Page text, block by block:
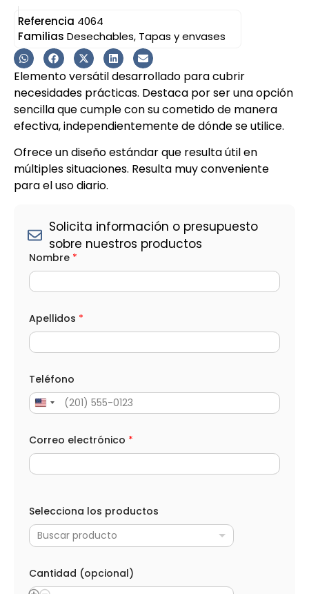
Referencia 4064
Familias Desechables, Tapas y envases
Elemento versátil desarrollado para cubrir
necesidades prácticas. Destaca por ser una opción
sencilla que cumple con su cometido de manera
efectiva, independientemente de dónde se utilice.
Ofrece un diseño estándar que resulta útil en
múltiples situaciones. Resulta muy conveniente
para el uso diario.
Solicita información o presupuesto
sobre nuestros productos
Nombre *
Apellidos *
Teléfono
Correo electrónico *
o
s
o
Selecciona los productos
Buscar producto
Cantidad (opcional)